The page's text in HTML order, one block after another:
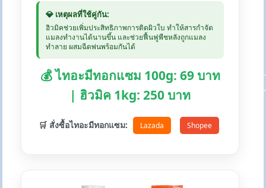
💎 เหตุผลที่ใช้คู่กัน:
ฮิวมิคช่วยเพิ่มประสิทธิภาพการติดผิวใบ ทำให้สารกำจัด
แมลงทำงานได้นานขึ้น และช่วยฟื้นฟูพืชหลังถูกแมลง
ทำลาย ผสมฉีดพ่นพร้อมกันได้
💰 ไทอะมีทอกแซม 100g: 69 บาท
| ฮิวมิค 1kg: 250 บาท
🛒 สั่งซื้อไทอะมีทอกแซม: Lazada Shopee